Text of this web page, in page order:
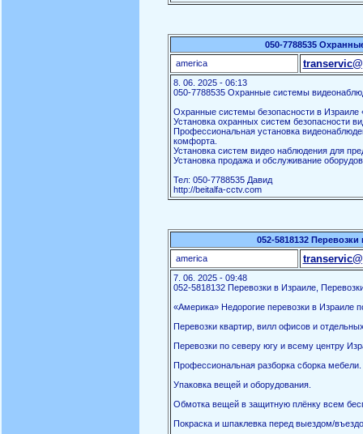
050-7788535
america
8. 06. 2025 - 06:13
050-7788535 Охранные системы
Охранные системы безопасности в Израиле
Установка охранных систем безопасности
Профессиональная установка
комфорта.
Установка систем видео наблюдения для
Установка продажа и обслуживание
Тел: 050-7788535 Давид
http://beitalfa-cctv.com
052-5818132
america
7. 06. 2025 - 09:48
052-5818132 Перевозки в Израиле,
«Америка» Недорогие перевозки в Израиле
Перевозки квартир, вилл офисов и
Перевозки по северу югу и всему центру
Профессиональная разборка сборка мебели.
Упаковка вещей и оборудования.
Обмотка вещей в защитную плёнку всем
Покраска и шпаклевка перед выездом/